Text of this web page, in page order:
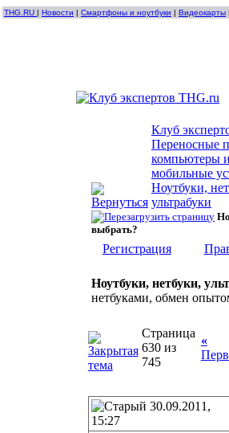
THG.RU | Новости | Смартфоны и ноутбуки | Видеокарты |
Клуб
Переносные
компьютеры
мобильные
Ноутбуки,
ультрабуки
выбрать?
Регистрация
Ноутбуки, нетбуки,
нетбуками, обмен
Страница
630 из
745
«
30.09.2011,
15:27